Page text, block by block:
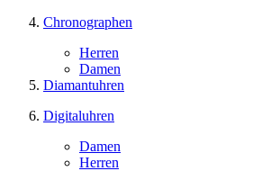
Chronographen
Herren
Damen
Diamantuhren
Digitaluhren
Damen
Herren